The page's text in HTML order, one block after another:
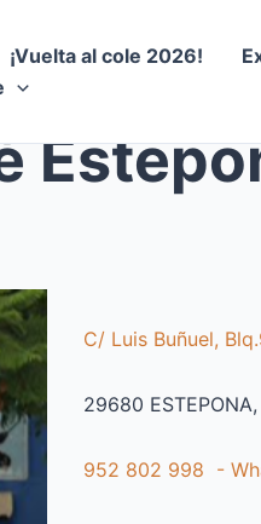
¡Vuelta al cole 2026!
C/ Luis Buñuel,
29680
952 802 998 -